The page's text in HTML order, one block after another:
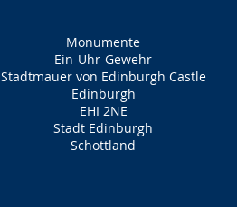
Monumente
Ein-Uhr-Gewehr
Stadtmauer von Edinburgh Castle
Edinburgh
EHI 2NE
Stadt Edinburgh
Schottland